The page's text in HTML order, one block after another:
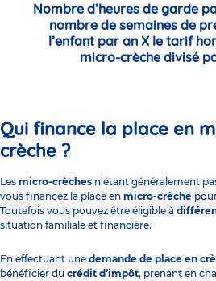
Nombre d’heures de garde
nombre de semaines de
l’enfant par an X le tarif
micro-crèche divisé
Qui finance la place en
crèche ?
Les micro-crèches n’étant généralement
vous financez la place en micro-crèche
Toutefois vous pouvez être éligible à
situation familiale et financière.
En effectuant une demande de place en
bénéficier du crédit d’impôt, prenant en